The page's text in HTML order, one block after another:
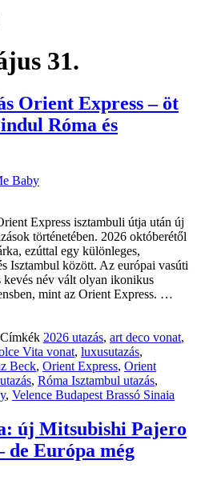
31.
Orient Express – öt
Róma és
Baby
Express isztambuli útja után új
történetében. 2026 októberétől
ezúttal egy különleges,
Isztambul között. Az európai vasúti
kevés név vált olyan ikonikus
mint az Orient Express. …
Címkék 2026 utazás, art deco vonat,
Vita vonat, luxusutazás,
Beck, Orient Express, Orient
, Róma Isztambul utazás,
, Velence Budapest Brassó Sinaia
új Mitsubishi Pajero
de Európa még